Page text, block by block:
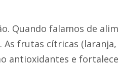
Quando falamos de
frutas cítricas
antioxidantes e